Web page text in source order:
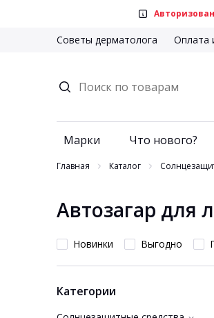
Советы дерматолога Оплата
Марки Что нового?
Главная Каталог
Автозагар для
Новинки Выгодно
Категории